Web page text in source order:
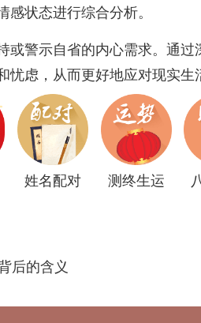
状态进行综合分析。
警示自省的内心需求。通
虑，从而更好地应对现实生
姓名配对 测终生运
后的含义